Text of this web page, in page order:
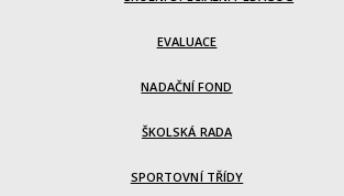
EVALUACE
NADAČNÍ FOND
ŠKOLSKÁ RADA
SPORTOVNÍ TŘÍDY